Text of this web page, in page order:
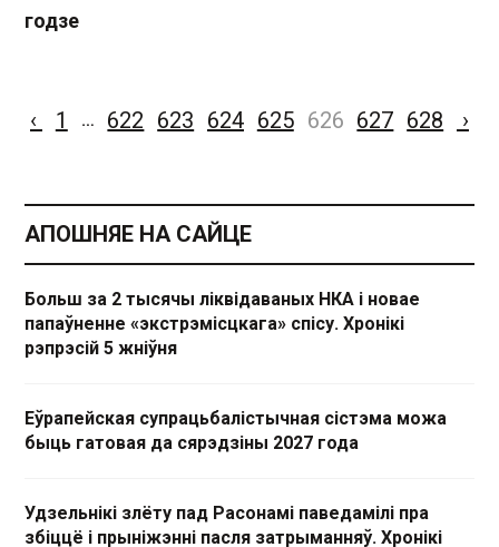
годзе
‹ 1 … 622 623 624 625 626 627 628 ›
АПОШНЯЕ НА САЙЦЕ
Больш за 2 тысячы ліквідаваных НКА і новае
папаўненне «экстрэмісцкага» спісу. Хронікі
рэпрэсій 5 жніўня
Еўрапейская супрацьбалістычная сістэма можа
быць гатовая да сярэдзіны 2027 года
Удзельнікі злёту пад Расонамі паведамілі пра
збіццё і прыніжэнні пасля затрыманняў. Хронікі